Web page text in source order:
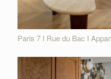
Paris 7 I Rue du Bac I